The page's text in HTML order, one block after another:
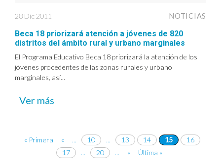
28 Dic 2011 NOTICIAS
Beca 18 priorizará atención a jóvenes de 820
distritos del ámbito rural y urbano marginales
El Programa Educativo Beca 18 priorizará la atención de los
jóvenes procedentes de las zonas rurales y urbano
marginales, así...
Ver más
« Primera « ... 10 ... 13 14 15
16
17
... 20 ... » Última »